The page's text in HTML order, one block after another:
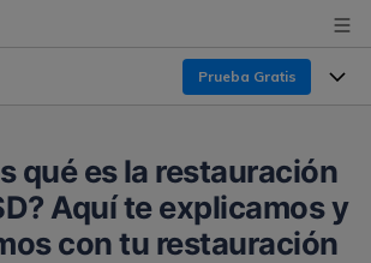
Prueba Gratis
para Windows
qué es la restauración
Aquí te explicamos y
con tu restauración